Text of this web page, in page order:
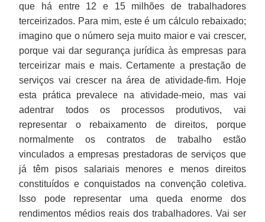
que há entre 12 e 15 milhões de trabalhadores
terceirizados. Para mim, este é um cálculo rebaixado;
imagino que o número seja muito maior e vai crescer,
porque vai dar segurança jurídica às empresas para
terceirizar mais e mais. Certamente a prestação de
serviços vai crescer na área de atividade-fim. Hoje
esta prática prevalece na atividade-meio, mas vai
adentrar todos os processos produtivos, vai
representar o rebaixamento de direitos, porque
normalmente os contratos de trabalho estão
vinculados a empresas prestadoras de serviços que
já têm pisos salariais menores e menos direitos
constituídos e conquistados na convenção coletiva.
Isso pode representar uma queda enorme dos
rendimentos médios reais dos trabalhadores. Vai ser